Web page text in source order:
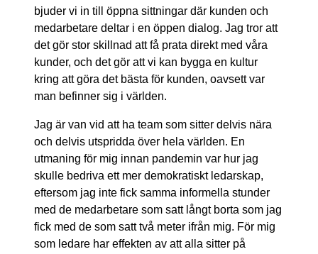
bjuder vi in till öppna sittningar där kunden och
medarbetare deltar i en öppen dialog. Jag tror att
det gör stor skillnad att få prata direkt med våra
kunder, och det gör att vi kan bygga en kultur
kring att göra det bästa för kunden, oavsett var
man befinner sig i världen.
Jag är van vid att ha team som sitter delvis nära
och delvis utspridda över hela världen. En
utmaning för mig innan pandemin var hur jag
skulle bedriva ett mer demokratiskt ledarskap,
eftersom jag inte fick samma informella stunder
med de medarbetare som satt långt borta som jag
fick med de som satt två meter ifrån mig. För mig
som ledare har effekten av att alla sitter på